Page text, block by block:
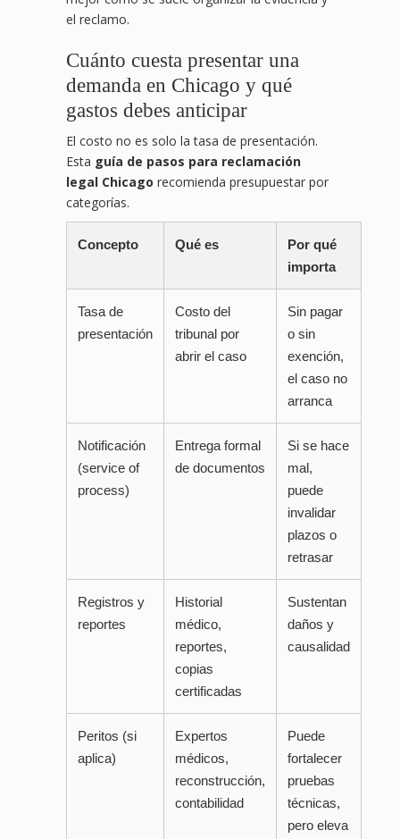
el reclamo.
Cuánto cuesta presentar una
demanda en Chicago y qué
gastos debes anticipar
El costo no es solo la tasa de presentación.
Esta guía de pasos para reclamación
legal Chicago recomienda presupuestar por
categorías.
Concepto Qué es
Por qué
importa
Tasa de
presentación
Costo del
tribunal por
abrir el caso
Sin pagar
o sin
exención,
el caso no
arranca
Notificación
(service of
process)
Entrega formal
de documentos
Si se hace
mal,
puede
invalidar
plazos o
retrasar
Registros y
reportes
Historial
médico,
reportes,
copias
certificadas
Sustentan
daños y
causalidad
Peritos (si
aplica)
Expertos
médicos,
reconstrucción,
contabilidad
Puede
fortalecer
pruebas
técnicas,
pero eleva